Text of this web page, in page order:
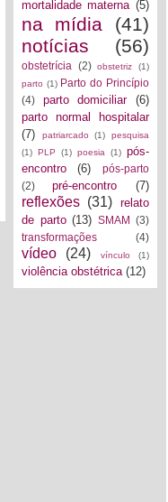
mortalidade materna (5)
na mídia
(41)
notícias
(56)
obstetrícia (2) obstetriz
(1)
parto (1) Parto do Princípio
(4)
parto domiciliar
(6)
parto normal hospitalar
(7)
patriarcado (1)
pesquisa
(1) PLP (1) poesia (1) pós-
encontro
(6)
pós-parto
(2)
pré-encontro (7)
reflexões (31) relato
de parto (13) SMAM
(3)
transformações
(4)
vídeo (24) vínculo (1)
violência obstétrica (12)